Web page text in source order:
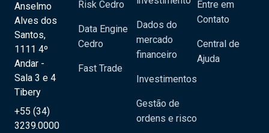
Anselmo
Alves dos
Santos,
1111 4º
Andar -
Sala 3 e 4
Tibery
+55 (34)
3239.0000
Risk Cedro
Data Engine
Cedro
Fast Trade
Dados do
mercado
financeiro
Investimentos
Gestão de
ordens e risco
Entre em
Contato
Central de
Ajuda